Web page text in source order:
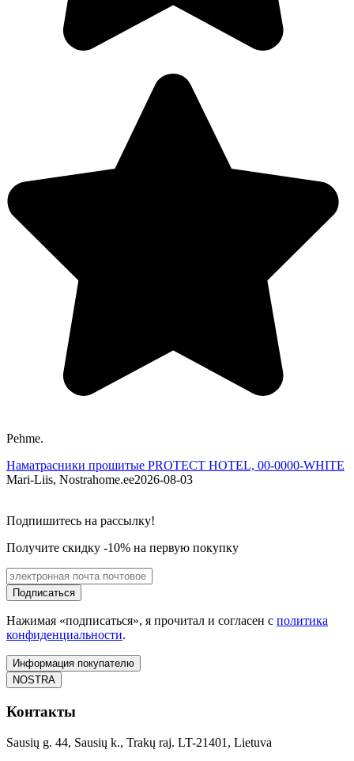
Pehme.
Наматрасники прошитые PROTECT HOTEL, 00-0000-WHITE
Mari-Liis, Nostrahome.ee2026-08-03
Подпишитесь на рассылку!
Получите скидку -10% на первую покупку
Подписаться
Нажимая «подписаться», я прочитал и согласен с политика
конфиденциальности.
Информация покупателю
NOSTRA
Контакты
Sausių g. 44, Sausių k., Trakų raj. LT-21401, Lietuva